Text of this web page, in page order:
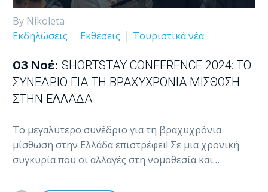
By Nikoleta
Εκδηλώσεις
Εκθέσεις Τουριστικά νέα
03 Νοέ: SHORTSTAY CONFERENCE 2024: ΤΟ
ΣΥΝΈΔΡΙΟ ΓΙΑ ΤΗ ΒΡΑΧΥΧΡΌΝΙΑ ΜΊΣΘΩΣΗ
ΣΤΗΝ ΕΛΛΆΔΑ
Το μεγαλύτερο συνέδριο για τη βραχυχρόνια
μίσθωση στην Ελλάδα επιστρέφει! Σε μια χρονική
συγκυρία που οι αλλαγές στη νομοθεσία και…